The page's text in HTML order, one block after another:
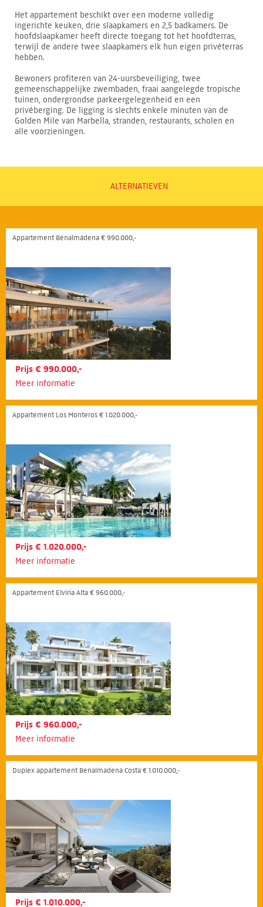
Het appartement beschikt over een moderne volledig
ingerichte keuken, drie slaapkamers en 2,5 badkamers. De
hoofdslaapkamer heeft directe toegang tot het hoofdterras,
terwijl de andere twee slaapkamers elk hun eigen privéterras
hebben.
Bewoners profiteren van 24-uursbeveiliging, twee
gemeenschappelijke zwembaden, fraai aangelegde tropische
tuinen, ondergrondse parkeergelegenheid en een
privéberging. De ligging is slechts enkele minuten van de
Golden Mile van Marbella, stranden, restaurants, scholen en
alle voorzieningen.
ALTERNATIEVEN
Appartement Benalmádena € 990.000,-
Prijs € 990.000,-
Meer informatie
Appartement Los Monteros € 1.020.000,-
Prijs € 1.020.000,-
Meer informatie
Appartement Elviria Alta € 960.000,-
Prijs € 960.000,-
Meer informatie
Duplex appartement Benalmadena Costa € 1.010.000,-
Prijs € 1.010.000,-